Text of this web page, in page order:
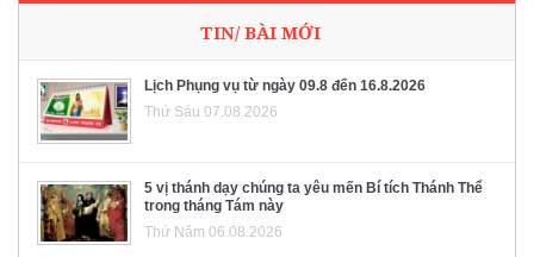
TIN/ BÀI MỚI
Lịch Phụng vụ từ ngày 09.8 đến 16.8.2026
Thứ Sáu 07.08.2026
5 vị thánh dạy chúng ta yêu mến Bí tích Thánh Thể
trong tháng Tám này
Thứ Năm 06.08.2026